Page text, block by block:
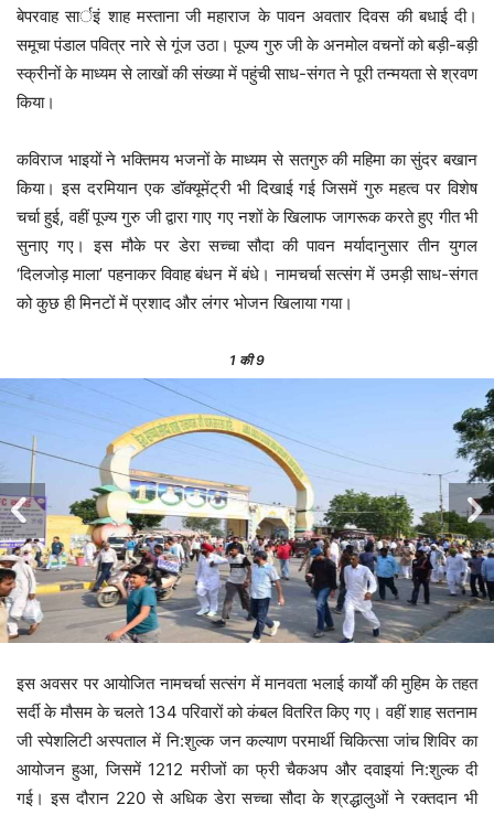
बेपरवाह सार्इं शाह मस्ताना जी महाराज के पावन अवतार दिवस की बधाई दी।
समूचा पंडाल पवित्र नारे से गूंज उठा। पूज्य गुरु जी के अनमोल वचनों को बड़ी-बड़ी
स्क्रीनों के माध्यम से लाखों की संख्या में पहुंची साध-संगत ने पूरी तन्मयता से श्रवण
किया।
कविराज भाइयों ने भक्तिमय भजनों के माध्यम से सतगुरु की महिमा का सुंदर बखान
किया। इस दरमियान एक डॉक्यूमेंट्री भी दिखाई गई जिसमें गुरु महत्व पर विशेष
चर्चा हुई, वहीं पूज्य गुरु जी द्वारा गाए गए नशों के खिलाफ जागरूक करते हुए गीत भी
सुनाए गए। इस मौके पर डेरा सच्चा सौदा की पावन मर्यादानुसार तीन युगल
‘दिलजोड़ माला’ पहनाकर विवाह बंधन में बंधे। नामचर्चा सत्संग में उमड़ी साध-संगत
को कुछ ही मिनटों में प्रशाद और लंगर भोजन खिलाया गया।
1 की 9
इस अवसर पर आयोजित नामचर्चा सत्संग में मानवता भलाई कार्यों की मुहिम के तहत
सर्दी के मौसम के चलते 134 परिवारों को कंबल वितरित किए गए। वहीं शाह सतनाम
जी स्पेशलिटी अस्पताल में नि:शुल्क जन कल्याण परमार्थी चिकित्सा जांच शिविर का
आयोजन हुआ, जिसमें 1212 मरीजों का फ्री चैकअप और दवाइयां नि:शुल्क दी
गई। इस दौरान 220 से अधिक डेरा सच्चा सौदा के श्रद्धालुओं ने रक्तदान भी